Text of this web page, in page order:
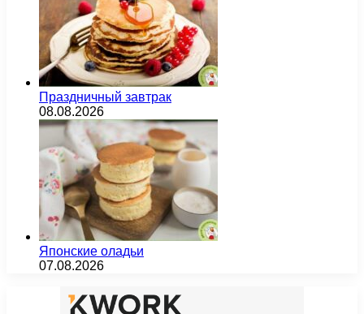
Праздничный завтрак
08.08.2026
Японские оладьи
07.08.2026